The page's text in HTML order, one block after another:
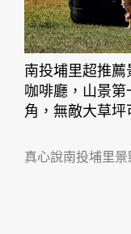
南投埔里超推
咖啡廳，山景
角，無敵大草
真心說南投埔里